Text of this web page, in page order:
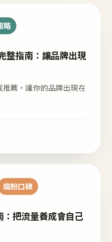
略
整指南：讓品牌出現
薦，讓你的品牌出現在
鐵粉口碑
把流量養成會自己